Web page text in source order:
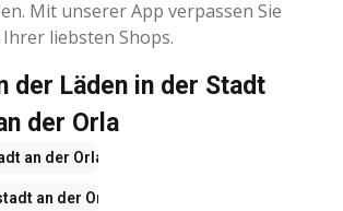
Mit unserer App verpassen Sie
liebsten Shops.
der Läden in der Stadt
der Orla
an der Orla
an der Orla